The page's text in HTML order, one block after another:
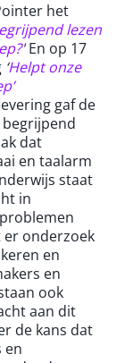
het
lezen
'En op 17
‘Helpt onze
gaf de
dat
en taalarm
staat
in
er onderzoek
en
en
ook
aan dit
de kans dat
en